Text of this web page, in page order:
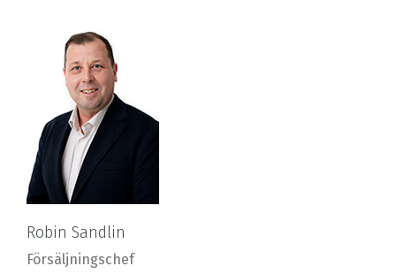
Robin Sandlin
Försäljningschef